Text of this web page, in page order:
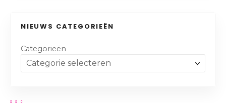
NIEUWS CATEGORIEËN
Categorieën